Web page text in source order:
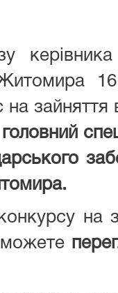
зайняття
головний
на
можете